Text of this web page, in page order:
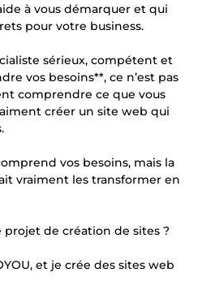
à vous démarquer et qui
pour votre business.
sérieux, compétent et
vos besoins**, ce n’est pas
comprendre ce que vous
créer un site web qui
vos besoins, mais la
vraiment les transformer en
de création de sites ?
et je crée des sites web